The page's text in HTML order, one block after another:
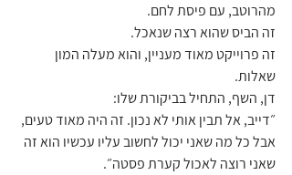
מהרוטב, עם פיסת לחם.
זה הביס שהוא רצה שנאכל.
זה פרוייקט מאוד מעניין, והוא מעלה המון
שאלות.
דן, השף, התחיל בביקורת שלו:
״דייב, אל תבין אותי לא נכון. זה היה מאוד טעים,
אבל כל מה שאני יכול לחשוב עליו עכשיו הוא זה
שאני רוצה לאכול קערת פסטה״.